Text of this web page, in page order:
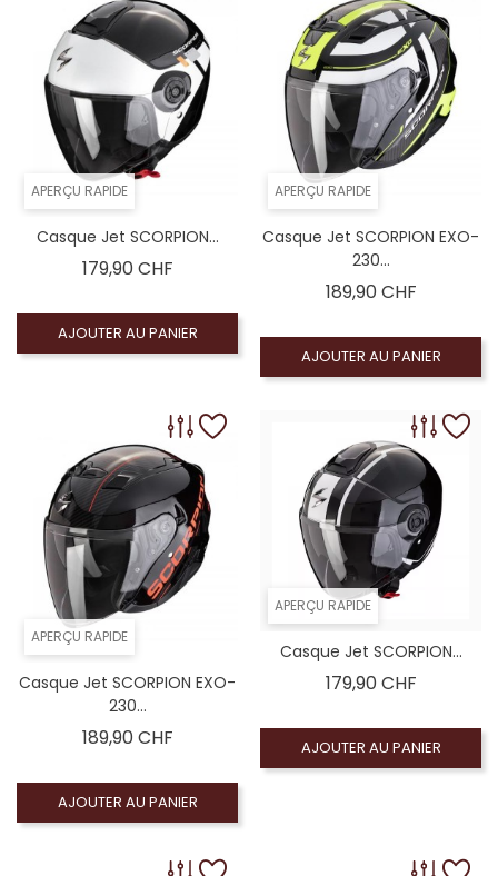
APERÇU RAPIDE
Casque Jet SCORPION...
179,90 CHFPrix
AJOUTER AU PANIER
APERÇU RAPIDE
Casque Jet SCORPION EXO-
230...
189,90 CHFPrix
AJOUTER AU PANIER
APERÇU RAPIDE
Casque Jet SCORPION EXO-
230...
189,90 CHFPrix
AJOUTER AU PANIER
APERÇU RAPIDE
Casque Jet SCORPION...
179,90 CHFPrix
AJOUTER AU PANIER